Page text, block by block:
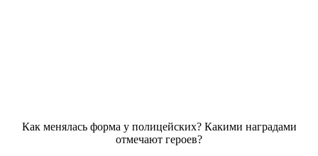
Как менялась форма у полицейских? Какими наградами
отмечают героев?